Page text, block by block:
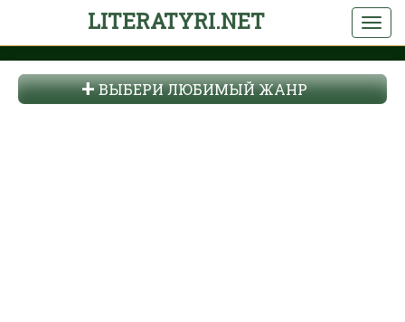
LITERATYRI.NET
ВЫБЕРИ ЛЮБИМЫЙ ЖАНР